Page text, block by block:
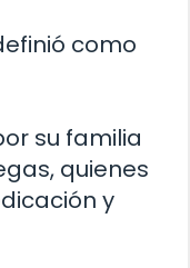
como
su familia
quienes
y